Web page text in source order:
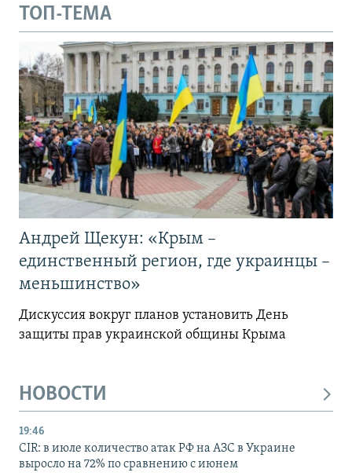
ТОП-ТЕМА
Андрей Щекун: «Крым –
единственный регион, где украинцы –
меньшинство»
Дискуссия вокруг планов установить День
защиты прав украинской общины Крыма
НОВОСТИ
19:46
CIR: в июле количество атак РФ на АЗС в Украине
выросло на 72% по сравнению с июнем